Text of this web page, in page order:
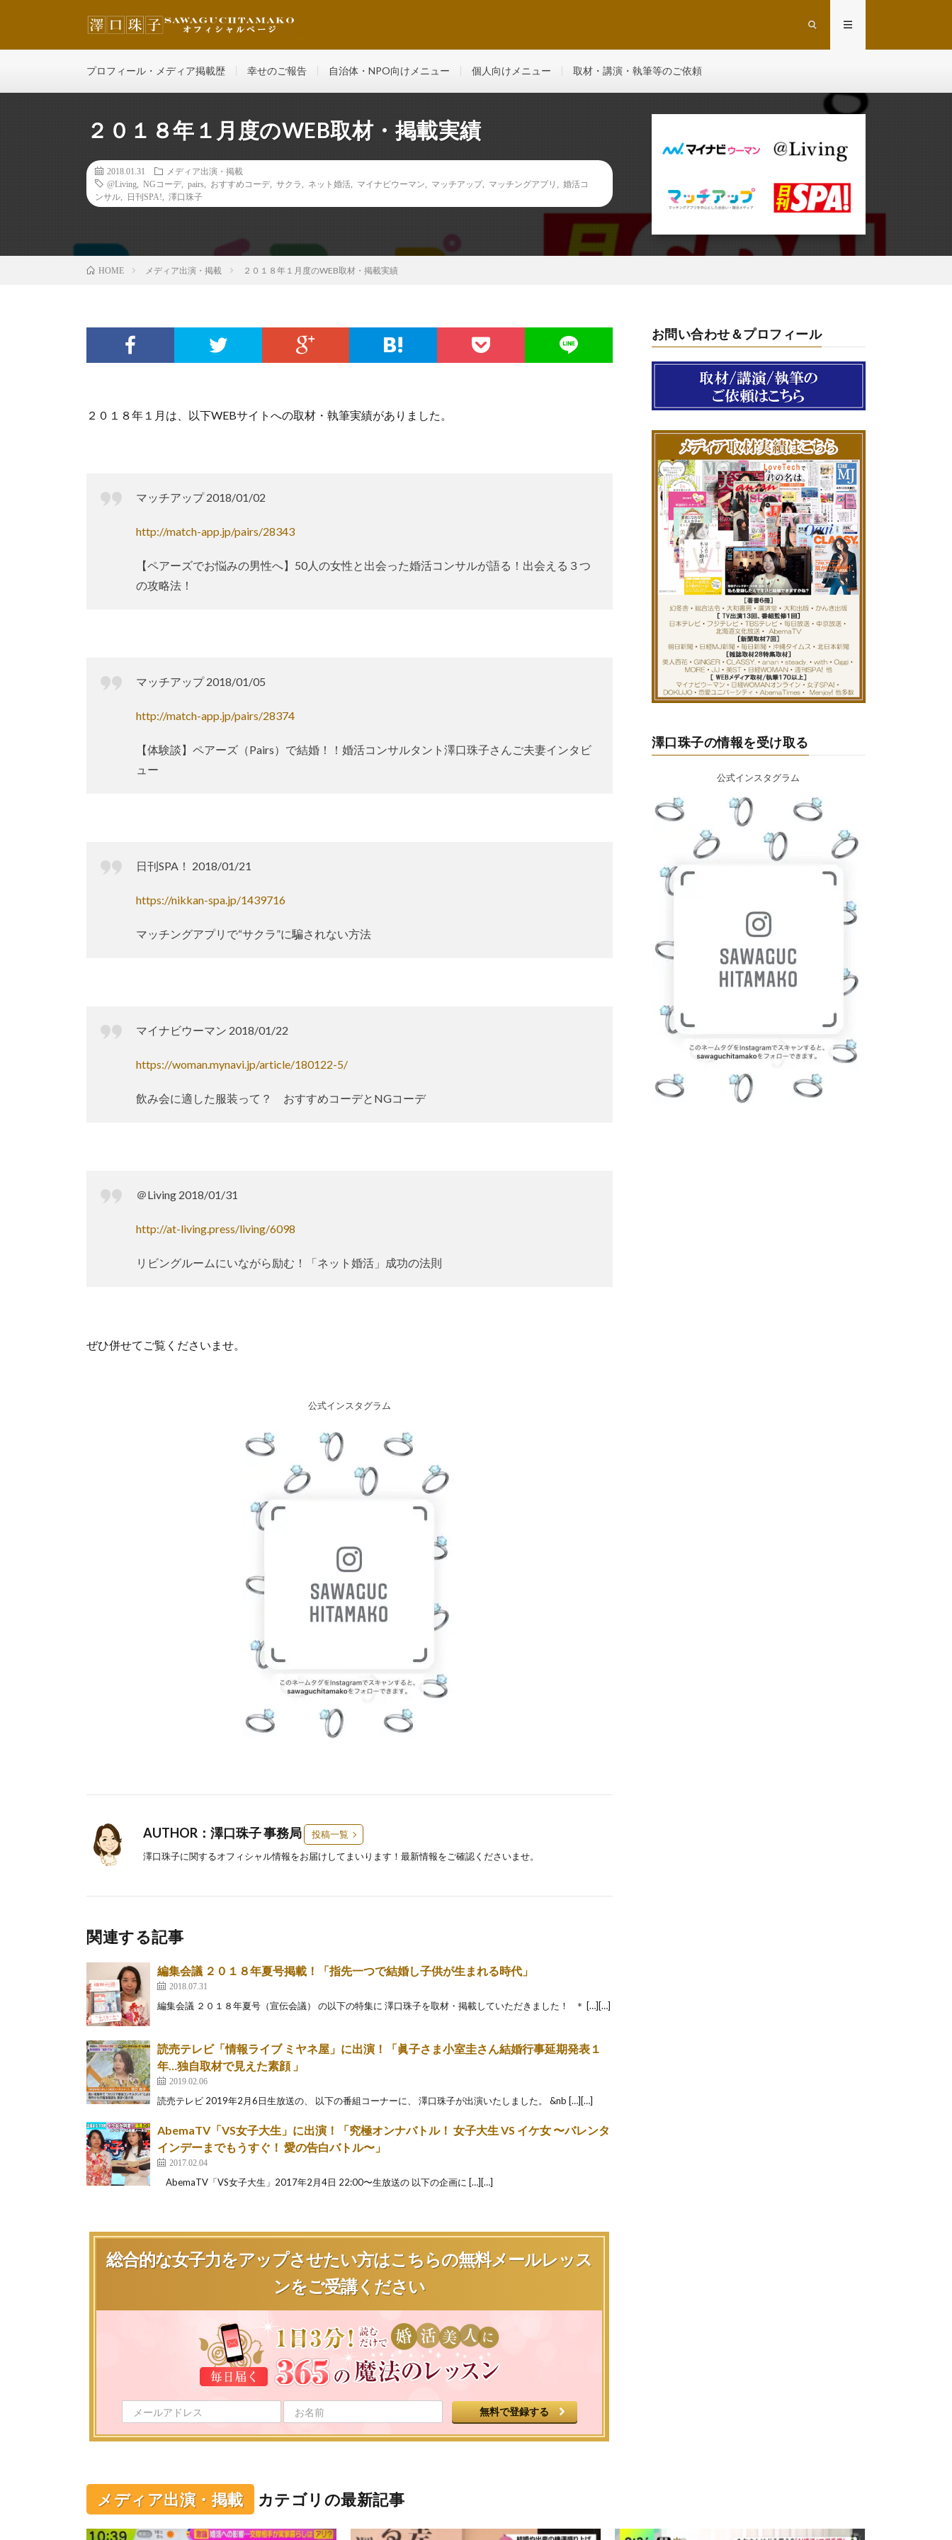
プロフィール・メディア掲載歴 幸せのご報告 自治体・NPO向けメニュー 個人向けメニュー 取材・講演・執筆等のご依頼
２０１８年１月度のWEB取材・掲載実績
2018.01.31
メディア出演・掲載
@Living
NGコーデ, pairs おすすめコーデ, サクラ ネット婚活 マイナビウーマン マッチアップ, マッチングアプリ
婚活コ
ンサル
日刊SPA! 澤口珠子
HOME メディア出演・掲載 ２０１８年１月度のWEB取材・掲載実績
２０１８年１月は、以下WEBサイトへの取材・執筆実績がありました。
マッチアップ 2018/01/02
http://match-app.jp/pairs/28343
【ペアーズでお悩みの男性へ】50人の女性と出会った婚活コンサルが語る！出会える３つ
の攻略法！
マッチアップ 2018/01/05
http://match-app.jp/pairs/28374
【体験談】ペアーズ（Pairs）で結婚！！婚活コンサルタント澤口珠子さんご夫妻インタビ
ュー
日刊SPA！ 2018/01/21
https://nikkan-spa.jp/1439716
マッチングアプリで“サクラ”に騙されない方法
マイナビウーマン 2018/01/22
https://woman.mynavi.jp/article/180122-5/
飲み会に適した服装って？ おすすめコーデとNGコーデ
＠Living 2018/01/31
http://at-living.press/living/6098
リビングルームにいながら励む！「ネット婚活」成功の法則
ぜひ併せてご覧くださいませ。
公式インスタグラム
AUTHOR：澤口珠子 事務局
投稿一覧
澤口珠子に関するオフィシャル情報をお届けしてまいります！最新情報をご確認くださいませ。
関連する記事
編集会議 ２０１８年夏号掲載！「指先一つで結婚し子供が生まれる時代」
2018.07.31
編集会議 ２０１８年夏号（宣伝会議） の以下の特集に 澤口珠子を取材・掲載していただきました！ ＊ […][…]
読売テレビ「情報ライブ ミヤネ屋」に出演！「眞子さま小室圭さん結婚行事延期発表１
年…独自取材で見えた素顔 」
2019.02.06
読売テレビ 2019年2月6日生放送の、 以下の番組コーナーに、 澤口珠子が出演いたしました。 &nb […][…]
AbemaTV「VS女子大生」に出演！「究極オンナバトル！ 女子大生 VS イケ女 〜バレンタ
インデーまでもうすぐ！ 愛の告白バトル〜」
2017.02.04
AbemaTV「VS女子大生」2017年2月4日 22:00〜生放送の 以下の企画に […][…]
総合的な女子力をアップさせたい方はこちらの無料メールレッス
ンをご受講ください
お問い合わせ＆プロフィール
澤口珠子の情報を受け取る
公式インスタグラム
メディア出演・掲載 カテゴリの最新記事